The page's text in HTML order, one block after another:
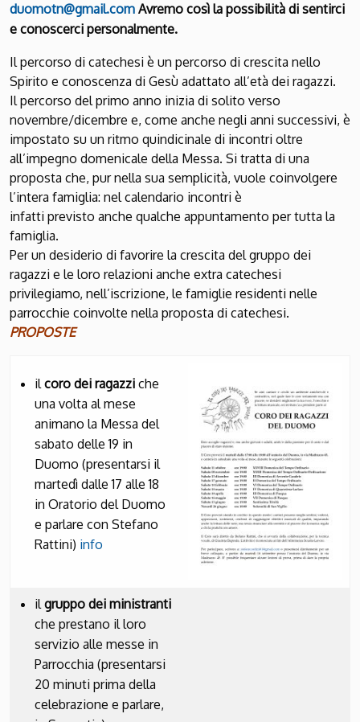
duomotn@gmail.com Avremo così la possibilità di sentirci
e conoscerci personalmente.
Il percorso di catechesi è un percorso di crescita nello
Spirito e conoscenza di Gesù adattato all’età dei ragazzi.
Il percorso del primo anno inizia di solito verso
novembre/dicembre e, come anche negli anni successivi, è
impostato su un ritmo quindicinale di incontri oltre
all’impegno domenicale della Messa. Si tratta di una
proposta che, pur nella sua semplicità, vuole coinvolgere
l’intera famiglia: nel calendario incontri è
infatti previsto anche qualche appuntamento per tutta la
famiglia.
Per un desiderio di favorire la crescita del gruppo dei
ragazzi e le loro relazioni anche extra catechesi
privilegiamo, nell’iscrizione, le famiglie residenti nelle
parrocchie coinvolte nella proposta di catechesi.
PROPOSTE
ilcoro dei ragazzi che
una volta al mese
animano la Messa del
sabato delle 19 in
Duomo (presentarsi il
martedì dalle 17 alle 18
in Oratorio del Duomo
e parlare con Stefano
Rattini) info
ilgruppo dei ministranti
che prestano il loro
servizio alle messe in
Parrocchia (presentarsi
20 minuti prima della
celebrazione e parlare,